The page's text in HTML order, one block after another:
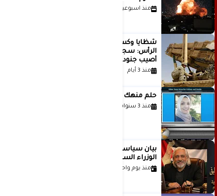
منذ اسبوعين
شظايا وكسور في العظام وإصابات في
الرأس: سجلات جديدة تكشف كيف
أصيب جنود أمريكيون في الحرب الإيرانية
منذ 3 أيام
حلم منهك للشاعرة رانيا فخري موسى
منذ 3 سنوات
بيان سياسي رداً على موقف مجلس
الوزراء السعودي
منذ يوم واحد